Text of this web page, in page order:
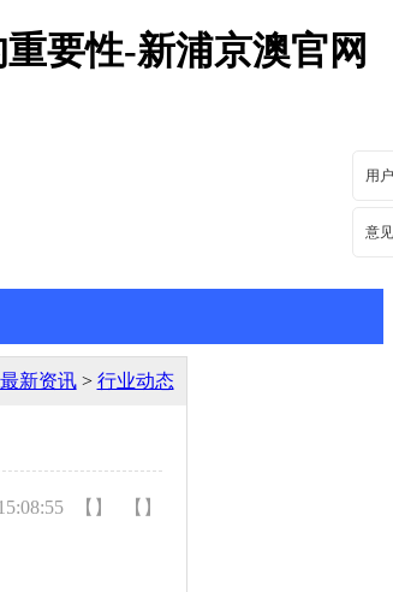
要性-新浦京澳官网
用
意
最新资讯> 行业动态
【】 【】